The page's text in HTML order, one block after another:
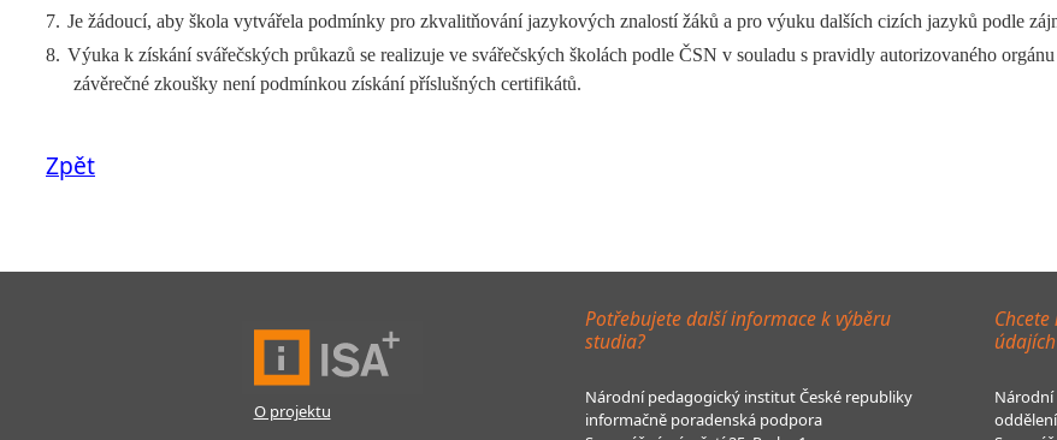
7. Je žádoucí, aby škola vytvářela podmínky pro zkvalitňování jazykových znalostí žáků a pro výuku dalších cizích jazyků podle
8. Výuka k získání svářečských průkazů se realizuje ve svářečských školách podle ČSN v souladu s pravidly autorizovaného
závěrečné zkoušky není podmínkou získání příslušných certifikátů.
Zpět
O projektu
Potřebujete další informace k výběru
studia?
Národní pedagogický institut České republiky
informačně poradenská podpora